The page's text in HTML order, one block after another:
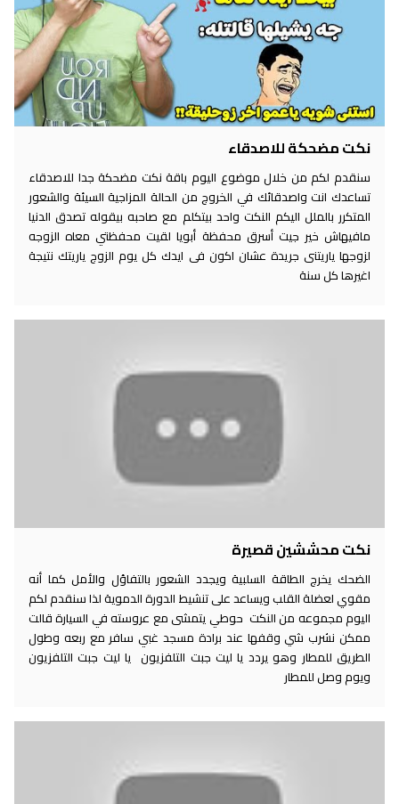
نكت مضحكة للاصدقاء
سنقدم لكم من خلال موضوع اليوم باقة نكت مضحكة جدا للاصدقاء
تساعدك انت واصدقائك في الخروج من الحالة المزاجية السيئة والشعور
المتكرر بالملل اليكم النكت واحد بيتكلم مع صاحبه بيقوله تصدق الدنيا
مافيهاش خير جيت أسرق محفظة أبويا لقيت محفظتي معاه الزوجه
لزوجها ياريتنى جريدة عشان اكون فى ايدك كل يوم الزوج ياريتك نتيجة
اغيرها كل سنة
نكت محششين قصيرة
الضحك يخرج الطاقة السلبية ويجدد الشعور بالتفاؤل والأمل كما أنه
مقوي لعضلة القلب ويساعد على تنشيط الدورة الدموية لذا سنقدم لكم
اليوم مجموعه من النكت حوطي يتمشى مع عروسته في السيارة قالت
ممكن نشرب شي وقفها عند برادة مسجد غبي سافر مع ربعه وطول
الطريق للمطار وهو يردد يا ليت جبت التلفزيون يا ليت جبت التلفزيون
ويوم وصل للمطار